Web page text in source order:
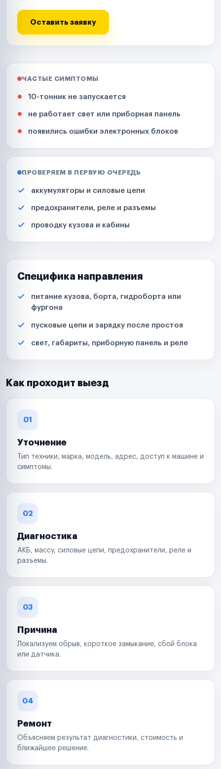
Оставить заявку
ЧАСТЫЕ СИМПТОМЫ
10-тонник не запускается
не работает свет или приборная панель
появились ошибки электронных блоков
ПРОВЕРЯЕМ В ПЕРВУЮ ОЧЕРЕДЬ
аккумуляторы и силовые цепи
предохранители, реле и разъемы
проводку кузова и кабины
Специфика направления
питание кузова, борта, гидроборта или
фургона
пусковые цепи и зарядку после простоя
свет, габариты, приборную панель и реле
Как проходит выезд
01
Уточнение
Тип техники, марка, модель, адрес, доступ к машине и
симптомы.
02
Диагностика
АКБ, массу, силовые цепи, предохранители, реле и
разъемы.
03
Причина
Локализуем обрыв, короткое замыкание, сбой блока
или датчика.
04
Ремонт
Объясняем результат диагностики, стоимость и
ближайшее решение.